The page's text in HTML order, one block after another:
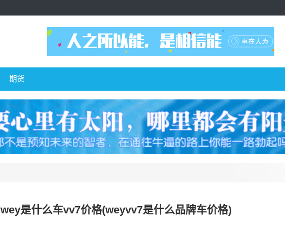
期货
wey是什么车vv7价格(weyvv7是什么品牌车价格)